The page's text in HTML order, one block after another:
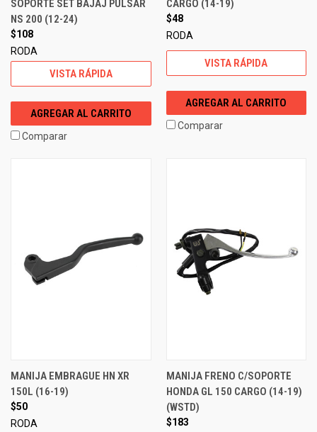
SOPORTE SET BAJAJ PULSAR
NS 200 (12-24)
$108
RODA
VISTA RÁPIDA
AGREGAR AL CARRITO
Comparar
CARGO (14-19)
$48
RODA
VISTA RÁPIDA
AGREGAR AL CARRITO
Comparar
MANIJA EMBRAGUE HN XR
150L (16-19)
$50
RODA
MANIJA FRENO C/SOPORTE
HONDA GL 150 CARGO (14-19)
(WSTD)
$183